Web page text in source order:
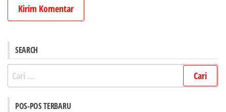
SEARCH
Cari
untuk:
POS-POS TERBARU